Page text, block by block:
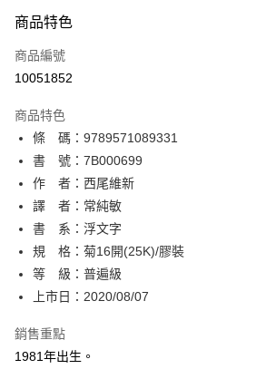
信用卡一次付款
超商取貨付款
相關說明
【關於「AFTEE先享後付」】
AFTEE先享後付是「在收到商品之後才付款」的
便利好安心！
１．簡單：不需註冊會員、不需綁卡、不需儲值。
２．便利：只要手機號碼，簡訊認證，即可結帳。
３．安心：先確認商品／服務後，再付款。
【「AFTEE先享後付」結帳流程】
１．於結帳方式選擇「AFTEE先享後付」後，將
結帳頁面，進行簡訊認證並確認金額後，即可完
２．訂單成立數日內，您將收到繳費通知簡訊。
ATM／網路銀行／等多元方式進行付款，方視為
※ 請注意：結帳手續完成當下不需立刻繳費，但
ATM付款
運送方式
全家取貨付款
每筆NT$80，滿NT$500(含以上)免運費
付款後全家取貨
商品特色
商品編號
10051852
商品特色
條 碼：9789571089331
書 號：7B000699
作 者：西尾維新
譯 者：常純敏
書 系：浮文字
規 格：菊16開(25K)/膠裝
等 級：普遍級
上市日：2020/08/07
銷售重點
1981年出生。